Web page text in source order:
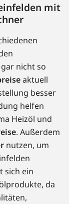
mit
nicht so
aktuell
besser
helfen
Heizöl und
. Außerdem
nutzen, um
sich ein
da